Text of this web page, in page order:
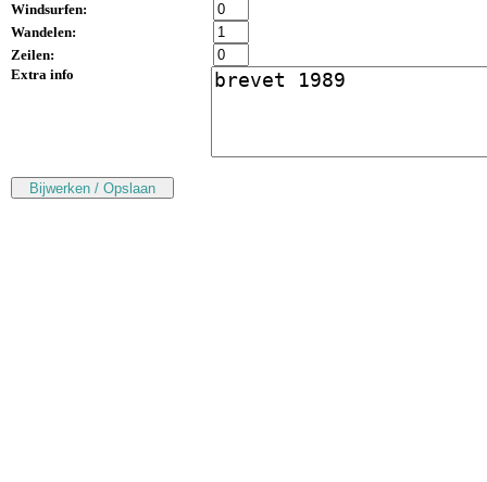
Windsurfen:
Wandelen:
Zeilen:
Extra info